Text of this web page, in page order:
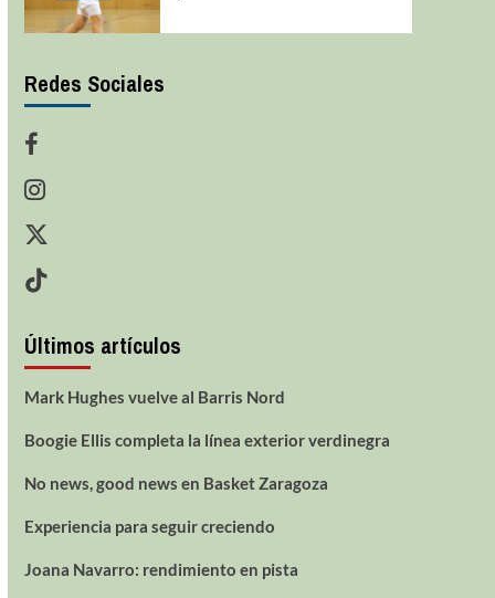
Redes Sociales
Últimos artículos
Mark Hughes vuelve al Barris Nord
Boogie Ellis completa la línea exterior verdinegra
No news, good news en Basket Zaragoza
Experiencia para seguir creciendo
Joana Navarro: rendimiento en pista